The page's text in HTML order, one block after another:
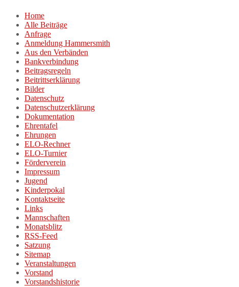
Zum
Inhalt
springen
Home
Alle Beiträge
Anfrage
Anmeldung Hammersmith
Aus den Verbänden
Bankverbindung
Beitragsregeln
Beitrittserklärung
Bilder
Datenschutz
Datenschutzerklärung
Dokumentation
Ehrentafel
Ehrungen
ELO-Rechner
ELO-Turnier
Förderverein
Impressum
Jugend
Kinderpokal
Kontaktseite
Links
Mannschaften
Monatsblitz
RSS-Feed
Satzung
Sitemap
Veranstaltungen
Vorstand
Vorstandshistorie